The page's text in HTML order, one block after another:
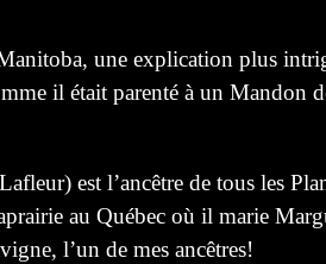
une explication plus
il était parenté à un Mandon
est l’ancêtre de tous les
au Québec où il marie
l’un de mes ancêtres!